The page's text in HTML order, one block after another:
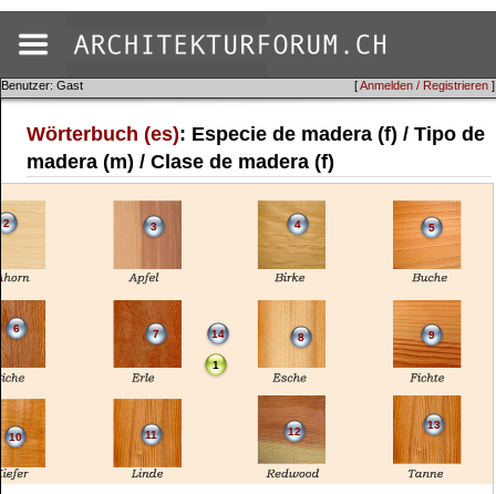
[Anmelden / Registrieren ]
Benutzer: Gast
Wörterbuch (es): Especie de madera (f) / Tipo de
madera (m) / Clase de madera (f)
1
2 3 4 5
6 7 8 9
10 11 12
13
14